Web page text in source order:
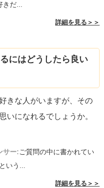
きだ...
詳細を見る＞＞
にはどうしたら良い
きな人がいますが、その
いになれるでしょうか。
サー:ご質問の中に書かれてい
いう...
詳細を見る＞＞